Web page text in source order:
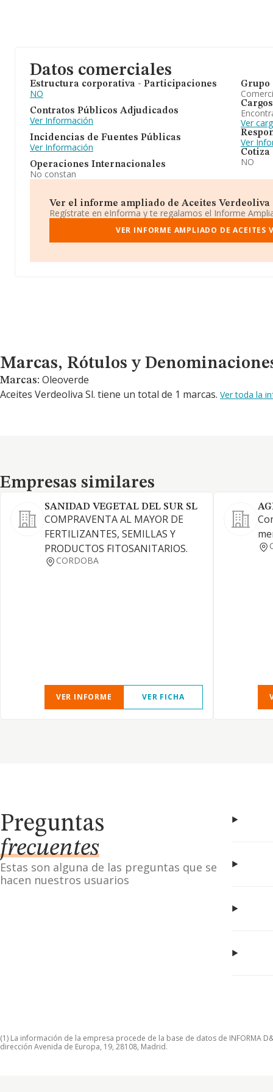
Datos comerciales
Estructura corporativa - Participaciones
NO
Contratos Públicos Adjudicados
Ver Información
Incidencias de Fuentes Públicas
Ver Información
Operaciones Internacionales
No constan
Grupo
Cargos
Ver
Ver
Cotiza
NO
Ver el informe ampliado de Aceites Verdeoliva
Regístrate en eInforma y te regalamos el Informe
VER INFORME AMPLIADO DE ACEITES
Marcas, Rótulos y Denominaciones Comerciales
Marcas, Rótulos y
Marcas: Oleoverde
Aceites Verdeoliva Sl. tiene un total de 1 marcas. Ver toda la
Empresas similares
Empresas similares
SANIDAD VEGETAL DEL SUR SL
COMPRAVENTA AL MAYOR DE
FERTILIZANTES, SEMILLAS Y
PRODUCTOS FITOSANITARIOS.
CORDOBA
VER INFORME VER FICHA
Preguntas
frecuentes
Estas son alguna de las preguntas que se
hacen nuestros usuarios
(1) La información de la empresa procede de la base de datos de INFORMA
dirección Avenida de Europa, 19, 28108, Madrid.